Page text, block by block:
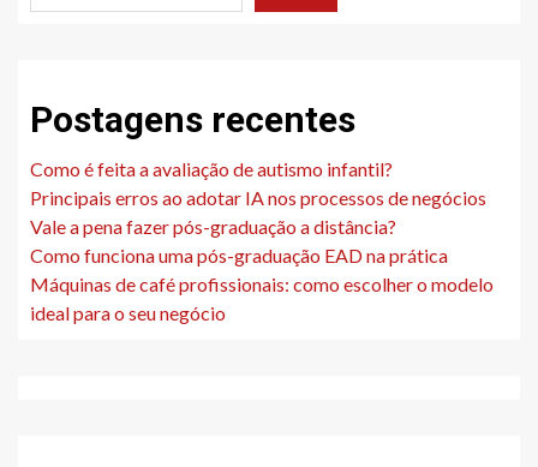
Postagens recentes
Como é feita a avaliação de autismo infantil?
Principais erros ao adotar IA nos processos de negócios
Vale a pena fazer pós-graduação a distância?
Como funciona uma pós-graduação EAD na prática
Máquinas de café profissionais: como escolher o modelo
ideal para o seu negócio